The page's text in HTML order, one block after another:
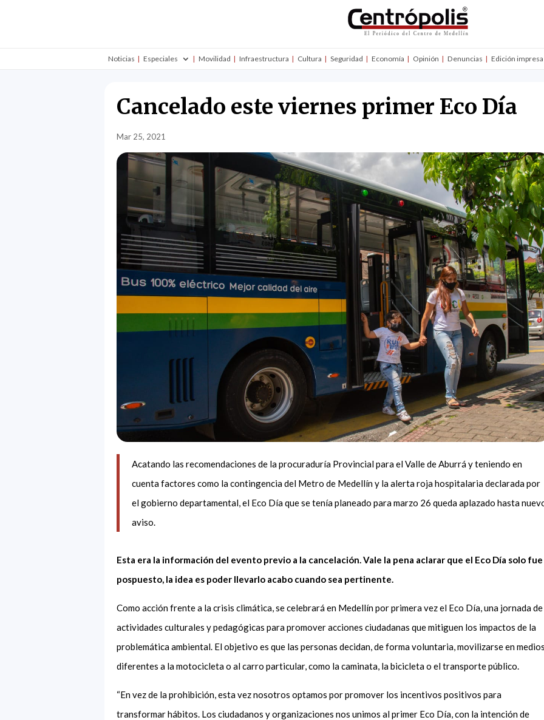
Noticias Especiales Movilidad Infraestructura Cultura Seguridad Economía Opinión Denuncias Edición impresa
Cancelado este viernes primer Eco Día
Mar 25, 2021
Acatando las recomendaciones de la procuraduría Provincial para el Valle de Aburrá y teniendo en
cuenta factores como la contingencia del Metro de Medellín y la alerta roja hospitalaria declarada por
el gobierno departamental, el Eco Día que se tenía planeado para marzo 26 queda aplazado hasta
aviso.
Esta era la información del evento previo a la cancelación. Vale la pena aclarar que el Eco Día solo fue
pospuesto, la idea es poder llevarlo acabo cuando sea pertinente.
Como acción frente a la crisis climática, secelebrará en Medellín por primera vez el Eco Día, una jornada de
actividades culturales y pedagógicas para promover acciones ciudadanas que mitiguen los impactos de la
problemática ambiental. El objetivo es que las personas decidan, de forma voluntaria, movilizarse en
diferentes a la motocicleta o al carro particular, como la caminata, la bicicleta o el transporte público.
“En vez de la prohibición, esta vez nosotros optamos por promover los incentivos positivos para
transformar hábitos. Los ciudadanos y organizaciones nos unimos al primer Eco Día, con la intención de